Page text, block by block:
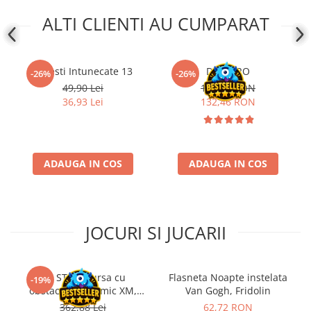
Altered
UniVersus CCG
Neverrift TCG
Magic The Gathering TCG
Alte TCG-uri
Carti singles
ALTI CLIENTI AU CUMPARAT
-26%
Povesti Intunecate 13
49,90 Lei
36,93 Lei
ADAUGA IN COS
-26%
Dixit - RO
179,00 RON
132,46 RON
ADAUGA IN COS
JOCURI SI JUCARII
-19%Kit STEM Cursa cu
obstacole Dynamic XM,
Fischertechnik
362,88 Lei
Flasneta Noapte instelata
Van Gogh, Fridolin
62,72 RON